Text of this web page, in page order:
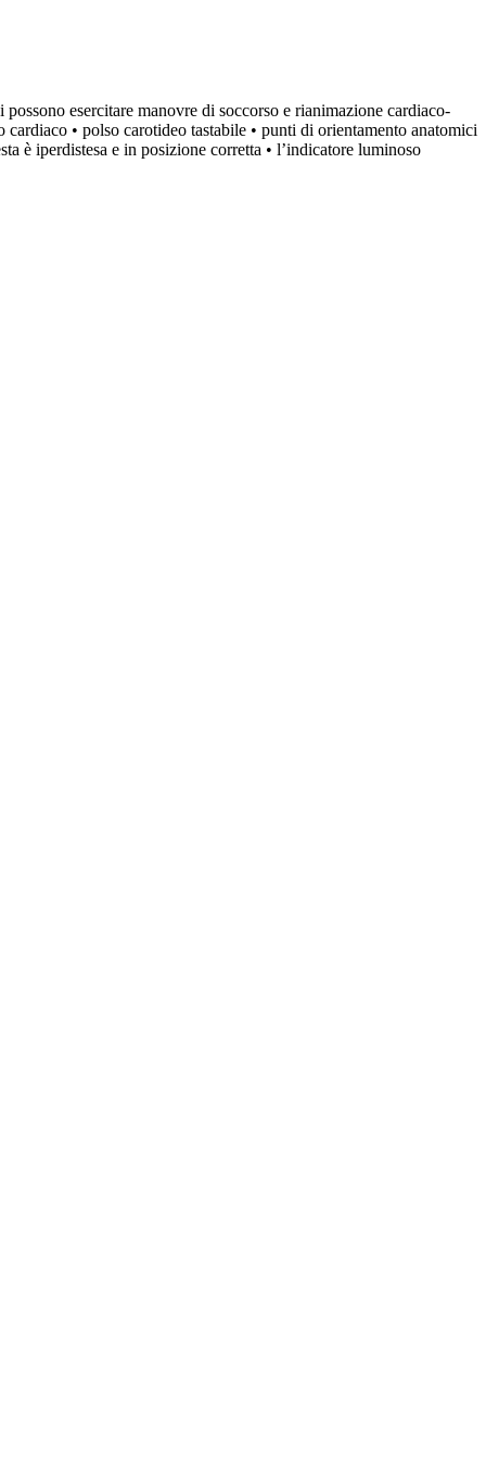
esercitare manovre di soccorso e rianimazione cardiaco-
• polso carotideo tastabile • punti di orientamento anatomici
è iperdistesa e in posizione corretta • l’indicatore luminoso
agosto.